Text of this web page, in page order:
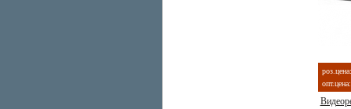
роз.цена:
опт.цена: